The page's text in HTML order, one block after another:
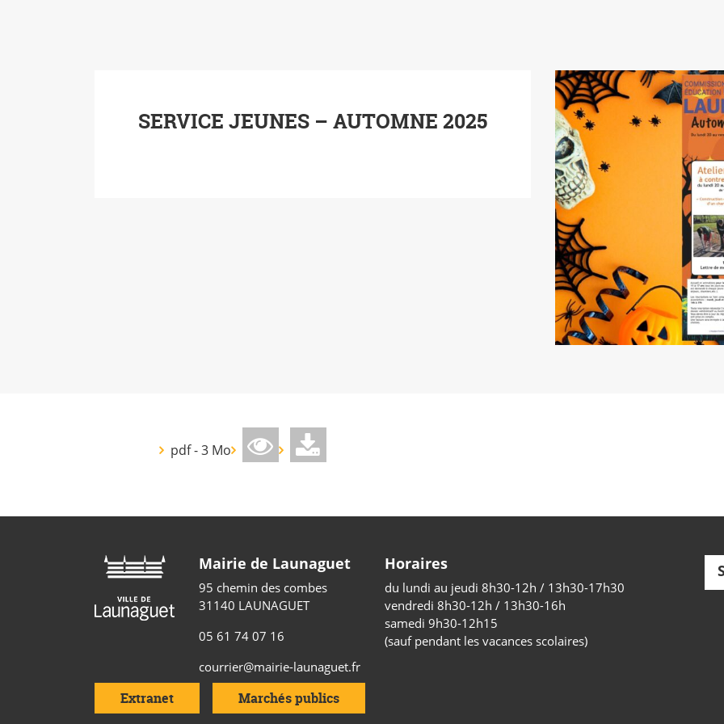
SERVICE JEUNES – AUTOMNE 2025
pdf - 3 Mo
Mairie de Launaguet
95 chemin des combes
31140 LAUNAGUET
05 61 74 07 16
courrier@mairie-launaguet.fr
Horaires
du lundi au jeudi 8h30-12h / 13h30-17h30
vendredi 8h30-12h / 13h30-16h
samedi 9h30-12h15
(sauf pendant les vacances scolaires)
Extranet Marchés publics